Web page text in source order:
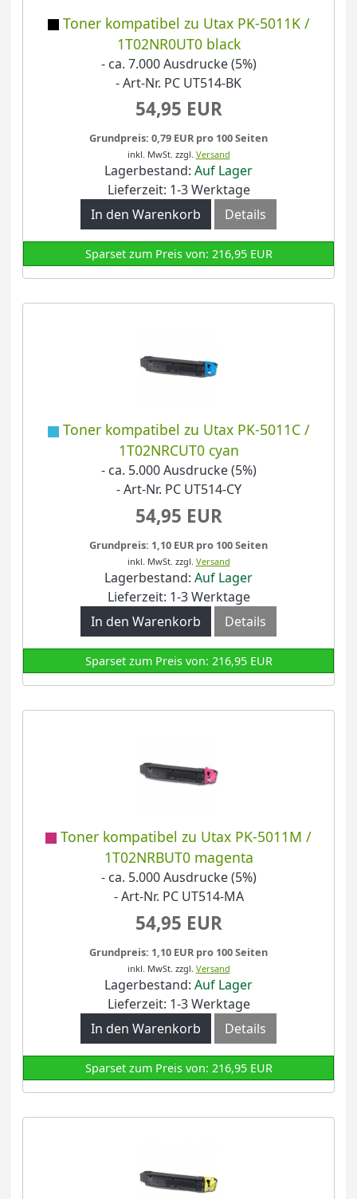
Toner kompatibel zu Utax PK-5011K /
1T02NR0UT0 black
- ca. 7.000 Ausdrucke (5%)
- Art-Nr. PC UT514-BK
54,95 EUR
Grundpreis: 0,79 EUR pro 100 Seiten
inkl. MwSt. zzgl. Versand
Lagerbestand: Auf Lager
Lieferzeit: 1-3 Werktage
In den Warenkorb
Details
Sparset zum Preis von: 216,95 EUR
Toner kompatibel zu Utax PK-5011C /
1T02NRCUT0 cyan
- ca. 5.000 Ausdrucke (5%)
- Art-Nr. PC UT514-CY
54,95 EUR
Grundpreis: 1,10 EUR pro 100 Seiten
inkl. MwSt. zzgl. Versand
Lagerbestand: Auf Lager
Lieferzeit: 1-3 Werktage
In den Warenkorb
Details
Sparset zum Preis von: 216,95 EUR
Toner kompatibel zu Utax PK-5011M /
1T02NRBUT0 magenta
- ca. 5.000 Ausdrucke (5%)
- Art-Nr. PC UT514-MA
54,95 EUR
Grundpreis: 1,10 EUR pro 100 Seiten
inkl. MwSt. zzgl. Versand
Lagerbestand: Auf Lager
Lieferzeit: 1-3 Werktage
In den Warenkorb
Details
Sparset zum Preis von: 216,95 EUR